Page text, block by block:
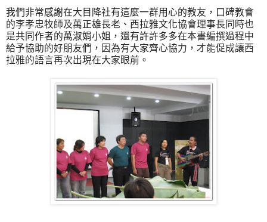
我們非常感謝在大目降社有這麼一群用心的教友，口碑教會
的李孝忠牧師及萬正雄長老、西拉雅文化協會理事長同時也
是共同作者的萬淑娟小姐，還有許許多多在本書編撰過程中
給予協助的好朋友們，因為有大家齊心協力，才能促成讓西
拉雅的語言再次出現在大家眼前。